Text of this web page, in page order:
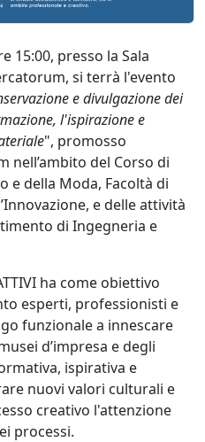
15:00, presso la Sala
si terrà l'evento
e divulgazione dei
l'ispirazione e
", promosso
nell’ambito del Corso di
e della Moda, Facoltà di
e delle attività
di Ingegneria e
ha come obiettivo
esperti, professionisti e
funzionale a innescare
d’impresa e degli
ispirativa e
nuovi valori culturali e
creativo l'attenzione
processi.